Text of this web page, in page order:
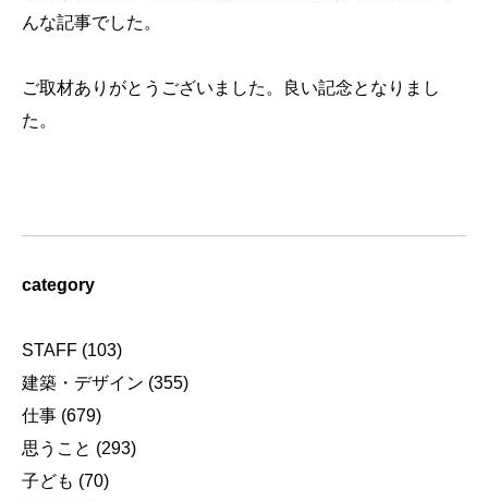
んな記事でした。
ご取材ありがとうございました。良い記念となりまし
た。
category
STAFF (103)
建築・デザイン (355)
仕事 (679)
思うこと (293)
子ども (70)